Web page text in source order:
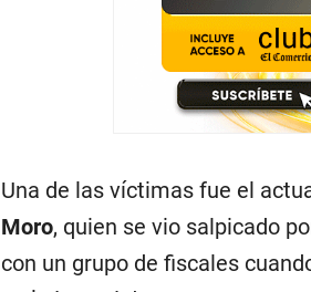
Una de las víctimas fue el
Moro, quien se vio salpicado
con un grupo de fiscales